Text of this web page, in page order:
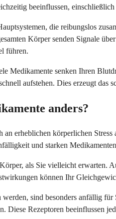
beeinflussen,
die reibungslos
Körper senden Signale
führen.
Medikamente senken Ihren
aufstehen. Dies erzeugt
anders?
erheblichen körperlichen
und starken
als Sie vielleicht erwarten.
können Ihr
werden, sind besonders anfällig
Diese Rezeptoren beeinflussen